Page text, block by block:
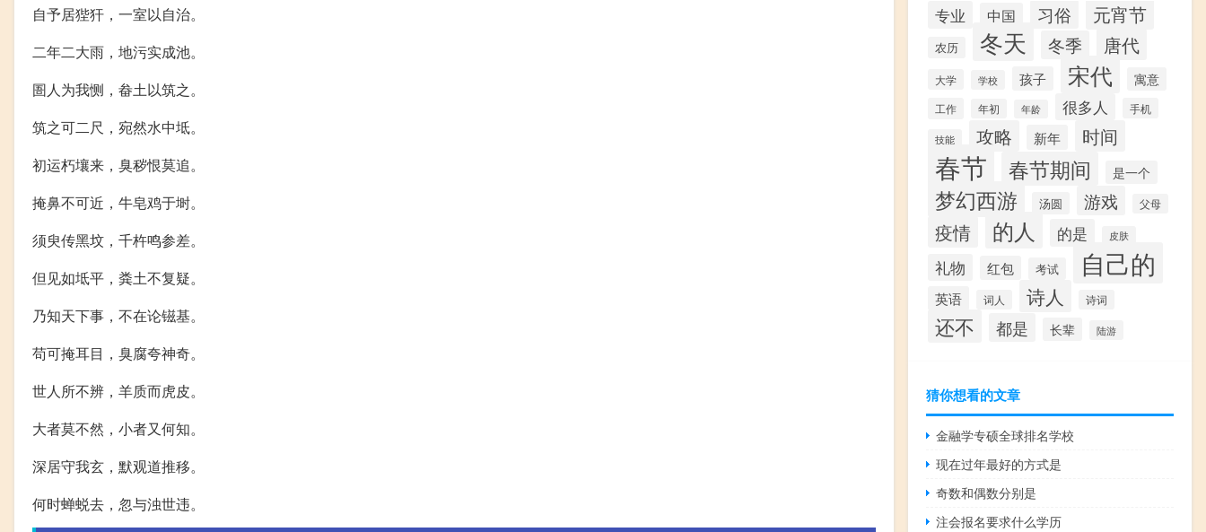
自予居狴犴，一室以自治。
二年二大雨，地污实成池。
圄人为我恻，畚土以筑之。
筑之可二尺，宛然水中坻。
初运朽壤来，臭秽恨莫追。
掩鼻不可近，牛皂鸡于埘。
须臾传黑坟，千杵鸣参差。
但见如坻平，粪土不复疑。
乃知天下事，不在论镃基。
苟可掩耳目，臭腐夸神奇。
世人所不辨，羊质而虎皮。
大者莫不然，小者又何知。
深居守我玄，默观道推移。
何时蝉蜕去，忽与浊世违。
专业 中国 习俗 元宵节
农历 冬天 冬季 唐代
大学 学校 孩子 宋代 寓意
工作 年初 年龄 很多人 手机
技能 攻略 新年 时间
春节 春节期间 是一个
梦幻西游 汤圆 游戏 父母
疫情 的人 的是 皮肤
礼物 红包 考试 自己的
英语 词人 诗人 诗词
还不 都是 长辈 陆游
猜你想看的文章
金融学专硕全球排名学校
现在过年最好的方式是
奇数和偶数分别是
注会报名要求什么学历